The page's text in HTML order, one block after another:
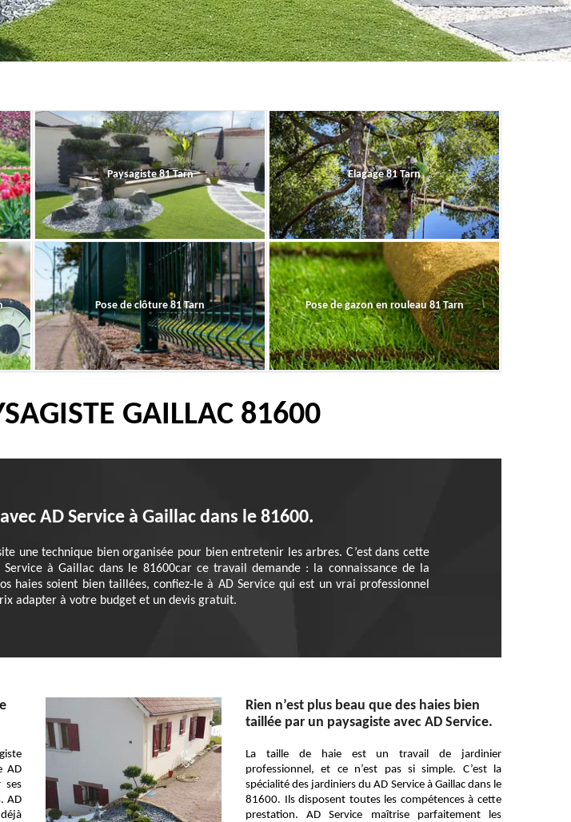
Paysagiste 81 Tarn Elagage 81 Tarn
Pose de clôture 81 Tarn Pose de gazon en rouleau 81 Tarn
GAILLAC 81600
AD Service à Gaillac dans le 81600.
une technique bien organisée pour bien entretenir les arbres. C’est dans cette
à Gaillac dans le 81600car ce travail demande : la connaissance de la
soient bien taillées, confiez-le à AD Service qui est un vrai professionnel
adapter à votre budget et un devis gratuit.
AD
ses
AD
Rien n’est plus beau que des haies bien
taillée par un paysagiste avec AD Service.
La taille de haie est un travail de jardinier
professionnel, et ce n’est pas si simple. C’est la
spécialité des jardiniers du AD Service à Gaillac dans le
81600. Ils disposent toutes les compétences à cette
prestation. AD Service maîtrise parfaitement les